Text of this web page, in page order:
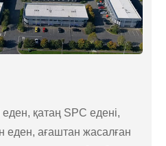
қатаң SPC едені,
еден, ағаштан жасалған